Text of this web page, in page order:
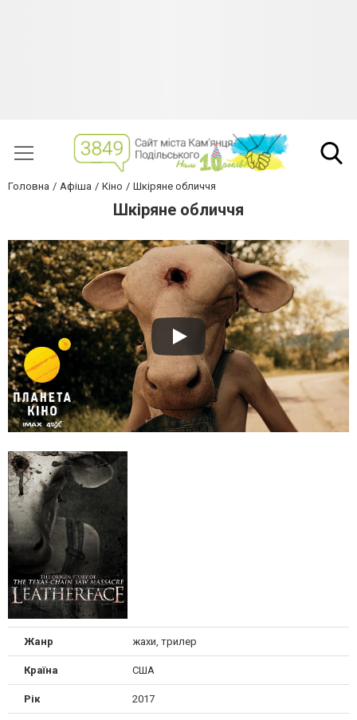
Головна Афіша Кіно Шкіряне обличчя
Шкіряне обличчя
Жанр жахи, трилер
Країна США
Рік 2017